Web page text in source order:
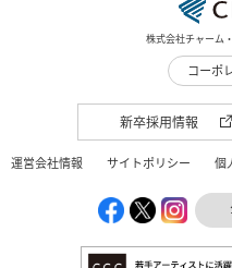
株式会社チャーム
コーポ
新卒採用情報
運営会社情報 サイトポリシー 個